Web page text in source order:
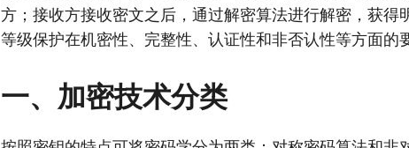
方；接收方接收密文之后，通过解密算法进行解密，获得
等级保护在机密性、完整性、认证性和非否认性等方面的
一、加密技术分类